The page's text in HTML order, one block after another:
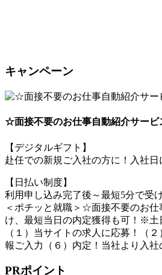
キャンペーン
☆面接不要のお仕事自動紹介サー
【デジタルギフト】
赴任での新規ご入社の方に！入社
【日払い制度】
利用申し込み完了後～最短5分で受
＜ポチッと就職＞☆面接不要のお
け、最短当日の内定獲得も可！※土
（１）当サイトの求人に応募！（
報ご入力（６）内定！当社より入社
PRポイント